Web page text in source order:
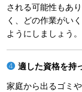
される可能性もあ
く、どの作業がい
ようにしましょう。
適した資格を持
家庭から出るゴミ